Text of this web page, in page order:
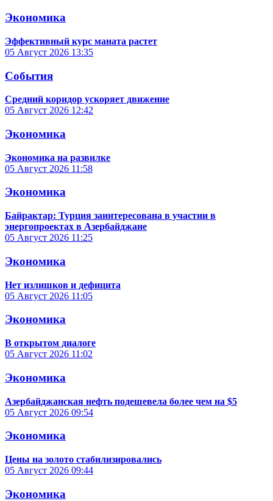
Экономика
Эффективный курс маната растет
05 Август 2026 13:35
События
Средний коридор ускоряет движение
05 Август 2026 12:42
Экономика
Экономика на развилке
05 Август 2026 11:58
Экономика
Байрактар: Турция заинтересована в участии в
энергопроектах в Азербайджане
05 Август 2026 11:25
Экономика
Нет излишков и дефицита
05 Август 2026 11:05
Экономика
В открытом диалоге
05 Август 2026 11:02
Экономика
Азербайджанская нефть подешевела более чем на $5
05 Август 2026 09:54
Экономика
Цены на золото стабилизировались
05 Август 2026 09:44
Экономика